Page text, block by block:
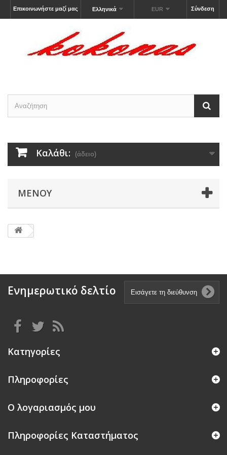
Σύνδεση
EUR
Ελληνικά
Επικοινωνήστε μαζί μας
Καλάθι: (άδειο)
ΜΕΝΟΎ
Ενημερωτικό δελτίο
Κατηγορίες
Πληροφορίες
Ο λογαριασμός μου
Πληροφορίες Καταστήματος